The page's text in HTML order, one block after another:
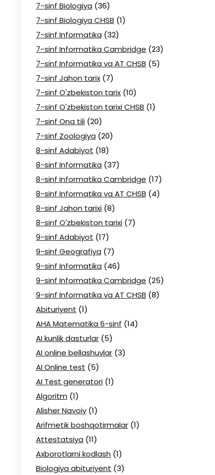
7-sinf Biologiya (36)
7-sinf Biologiya CHSB (1)
7-sinf Informatika (32)
7-sinf Informatika Cambridge (23)
7-sinf Informatika va AT CHSB (5)
7-sinf Jahon tarix (7)
7-sinf O'zbekiston tarix (10)
7-sinf O'zbekiston tarixi CHSB (1)
7-sinf Ona tili (20)
7-sinf Zoologiya (20)
8-sinf Adabiyot (18)
8-sinf Informatika (37)
8-sinf Informatika Cambridge (17)
8-sinf Informatika va AT CHSB (4)
8-sinf Jahon tarixi (8)
8-sinf O'zbekiston tarixi (7)
9-sinf Adabiyot (17)
9-sinf Geografiya (7)
9-sinf Informatika (46)
9-sinf Informatika Cambridge (25)
9-sinf Informatika va AT CHSB (8)
Abituriyent (1)
AHA Matematika 6-sinf (14)
AI kunlik dasturlar (5)
AI online bellashuvlar (3)
AI Online test (5)
AI Test generatori (1)
Algoritm (1)
Alisher Navoiy (1)
Arifmetik boshqotirmalar (1)
Attestatsiya (11)
Axborotlarni kodlash (1)
Biologiya abituriyent (3)